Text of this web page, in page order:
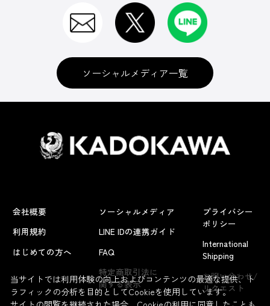
よくあるお問い合わせ
ソーシャルメディア一覧
会社概要
利用規約
はじめての方へ
ソーシャルメディア
LINE IDの連携ガイド
FAQ
特定商取引法に
関する表示
プライバシー
ポリシー
International
Shipping
お問い合わせ/
リクエスト
当サイトでは利用体験の向上およびコンテンツの最適な提供、ト
ラフィックの分析を目的としてCookieを使用しています。